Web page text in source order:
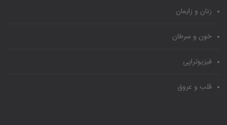
زنان و زایمان
خون و سرطان
فیزیوتراپی
قلب و عروق